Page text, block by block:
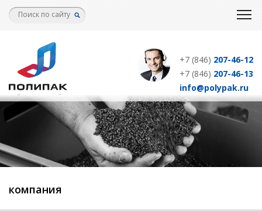
Перейти
к
+7 (846) 207-46-12
+7 (846) 207-46-13
info@polypak.ru
компания